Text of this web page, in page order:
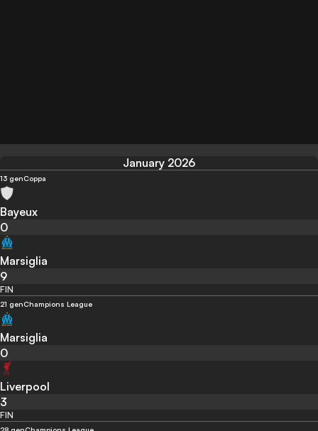
January 2026
13 genCoppa
Bayeux
0
Marsiglia
9
FIN
21 genChampions League
Marsiglia
0
Liverpool
3
FIN